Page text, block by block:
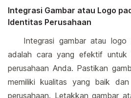
Integrasi Gambar atau Logo
Identitas Perusahaan
Integrasi gambar atau
adalah cara yang efektif untuk
perusahaan Anda. Pastikan
memiliki kualitas yang baik
perusahaan. Letakkan gambar